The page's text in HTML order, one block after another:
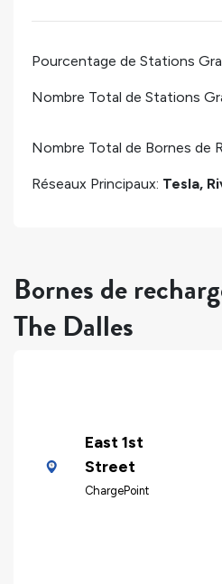
Pourcentage de Stations
Nombre Total de Stations
Nombre Total de Bornes de
Réseaux Principaux: Tesla,
Bornes de
The Dalles
East 1st
Street
ChargePoint